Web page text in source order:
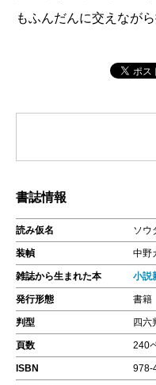
もふんだんに交えなが
書誌情報
読み仮名 ソウ
装幀 中野
雑誌から生まれた本 小説
発行形態 書籍
判型 四六
頁数 240
ISBN 978-